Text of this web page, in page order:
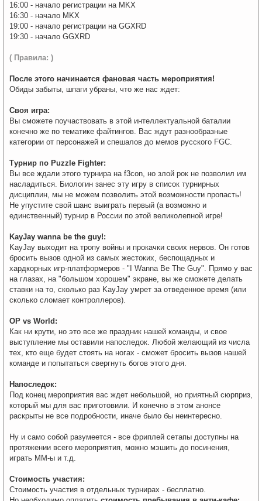
16:00 - начало регистрации на MKX
16:30 - начало MKX
19:00 - начало регистрации на GGXRD
19:30 - начало GGXRD
( Правила: )
После этого начинается фановая часть мероприятия!
Обиды забыты, шпаги убраны, что же нас ждет:
Своя игра:
Вы сможете поучаствовать в этой интеллектуальной баталии
конечно же по тематике файтингов. Вас ждут разнообразные
категории от персонажей и спешалов до мемов русского FGC.
Турнир по Puzzle Fighter:
Вы все ждали этого турнира на f3con, но злой рок не позволил им
насладиться. Биологин занес эту игру в список турнирных
дисциплин, мы не можем позволить этой возможности пропасть!
Не упустите свой шанс выиграть первый (а возможно и
единственный) турнир в России по этой великолепной игре!
KayJay wanna be the guy!:
KayJay выходит на тропу войны и прокачки своих нервов. Он готов
бросить вызов одной из самых жестоких, беспощадных и
хардкорных игр-платформеров - "I Wanna Be The Guy". Прямо у вас
на глазах, на "большом хорошем" экране, вы же сможете делать
ставки на то, сколько раз KayJay умрет за отведенное время (или
сколько сломает контроллеров).
OP vs World:
Как ни крути, но это все же праздник нашей команды, и свое
выступление мы оставили напоследок. Любой желающий из числа
тех, кто еще будет стоять на ногах - сможет бросить вызов нашей
команде и попытаться свергнуть богов этого дня.
Напоследок:
Под конец мероприятия вас ждет небольшой, но приятный сюрприз,
который мы для вас приготовили. И конечно в этом анонсе
раскрыты не все подробности, иначе было бы неинтересно.
Ну и само собой разумеется - все фриплей сетапы доступны на
протяжении всего мероприятия, можно мэшить до посинения,
играть ММ-ы и т.д.
Стоимость участия:
Стоимость участия в отдельных турнирах - бесплатно.